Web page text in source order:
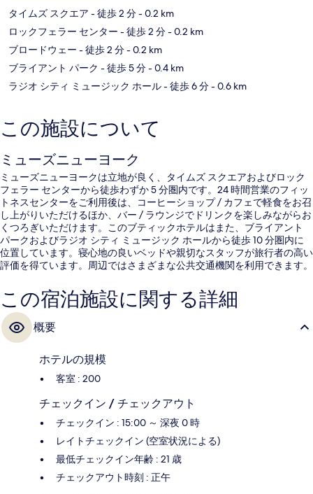
タイムズ スクエア - 徒歩 2 分- 0.2 km
ロックフェラー センター - 徒歩 2 分- 0.2 km
ブロードウェー - 徒歩 2 分- 0.2 km
ブライアント パーク - 徒歩 5 分- 0.4 km
ラジオ シティ ミュージック ホール- 徒歩 6 分- 0.6 km
この施設について
ミューズニューヨーク
ミューズニューヨークは立地が良く、タイムズ スクエアおよびロック
フェラー センターから徒歩わずか 5 分圏内です。24 時間営業のフィッ
トネスセンターをご利用後は、コーヒーショップ / カフェで軽食をお召
し上がりいただけるほか、バー / ラウンジでドリンクを楽しみながらお
くつろぎいただけます。このブティックホテルはまた、ブライアント
パークおよびラジオ シティ ミュージック ホールから徒歩 10 分圏内に
位置しています。寝心地の良いベッドや親切なスタッフが旅行者の高い
評価を得ています。周辺ではさまざまな公共交通機関を利用できます。
下鉄 49th ストリート駅までは 4 分です。
この宿泊施設に関する詳細
概要
ホテルの規模
客室 : 200
チェックイン / チェックアウト
チェックイン : 15:00 ～ 深夜 0 時
レイトチェックイン (空室状況による)
最低チェックイン年齢 : 21 歳
チェックアウト時刻 : 正午